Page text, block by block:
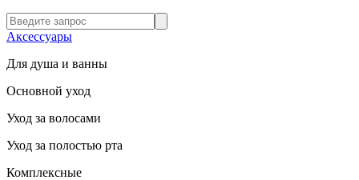
Аксессуары
Для душа и ванны
Основной уход
Уход за волосами
Уход за полостью рта
Комплексные